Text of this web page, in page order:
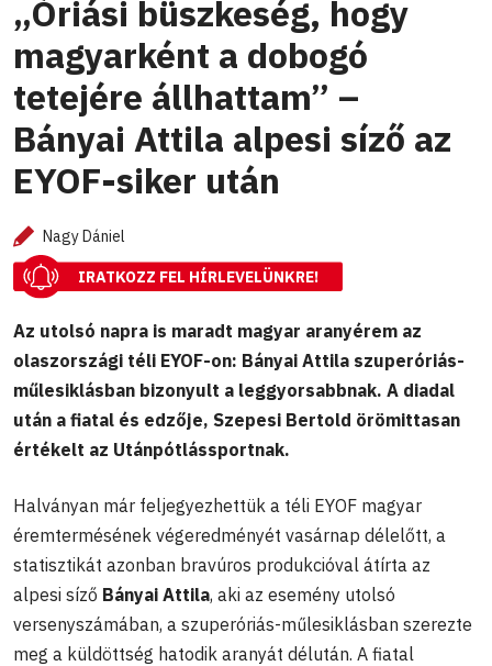
„Óriási büszkeség, hogy
magyarként a dobogó
tetejére állhattam” –
Bányai Attila alpesi síző az
EYOF-siker után
Nagy Dániel
IRATKOZZ FEL HÍRLEVELÜNKRE!
Az utolsó napra is maradt magyar aranyérem az
olaszországi téli EYOF-on: Bányai Attila szuperóriás-
műlesiklásban bizonyult a leggyorsabbnak. A diadal
után a fiatal és edzője, Szepesi Bertold örömittasan
értékelt az Utánpótlássportnak.
Halványan már feljegyezhettük a téli EYOF magyar
éremtermésének végeredményét vasárnap délelőtt, a
statisztikát azonban bravúros produkcióval átírta az
alpesi síző Bányai Attila, aki az esemény utolsó
versenyszámában, a szuperóriás-műlesiklásban szerezte
meg a küldöttség hatodik aranyát délután. A fiatal